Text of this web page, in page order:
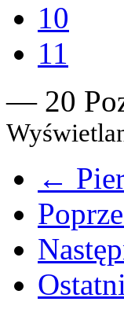
10
11
— 20
←